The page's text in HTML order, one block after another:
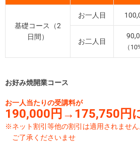
基礎コース（2
日間）
お一人目
お二人目
（
お好み焼開業コース
お一人当たりの受講料が
190,000円→175,750円
※ネット割引等他の割引は適用されません
ご了承くださいませ